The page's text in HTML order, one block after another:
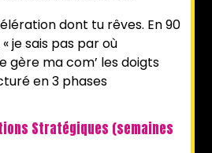
dont tu rêves. En 90
je sais pas par où
gère ma com’ les doigts
en 3 phases
Stratégiques (semaines